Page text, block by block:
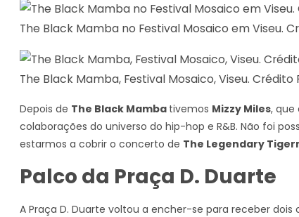
The Black Mamba no Festival Mosaico em Viseu.
The Black Mamba, Festival Mosaico, Viseu.
Depois de The Black Mamba tivemos Mizzy Miles, que
colaborações do universo do hip-hop e R&B. Não foi
estarmos a cobrir o concerto de The Legendary
Palco da Praça D. Duarte
A Praça D. Duarte voltou a encher-se para receber